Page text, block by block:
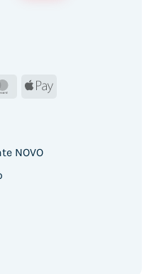
MasterCard
Apple
NOVO